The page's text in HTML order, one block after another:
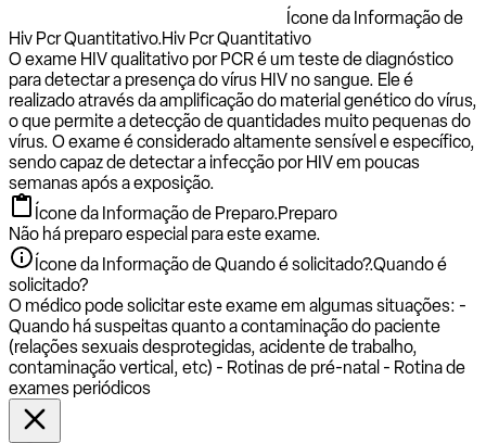
Ícone da Informação de
Hiv Pcr Quantitativo.Hiv Pcr Quantitativo
O exame HIV qualitativo por PCR é um teste de diagnóstico
para detectar a presença do vírus HIV no sangue. Ele é
realizado através da amplificação do material genético do vírus,
o que permite a detecção de quantidades muito pequenas do
vírus. O exame é considerado altamente sensível e específico,
sendo capaz de detectar a infecção por HIV em poucas
semanas após a exposição.
Ícone da Informação de Preparo.Preparo
Não há preparo especial para este exame.
Ícone da Informação de Quando é solicitado?.Quando é
solicitado?
O médico pode solicitar este exame em algumas situações: -
Quando há suspeitas quanto a contaminação do paciente
(relações sexuais desprotegidas, acidente de trabalho,
contaminação vertical, etc) - Rotinas de pré-natal - Rotina de
exames periódicos